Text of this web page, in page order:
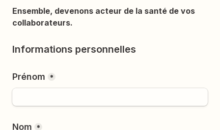
Ensemble, devenons acteur de la santé de vos
collaborateurs.
Informations personnelles
Prénom *
Nom *